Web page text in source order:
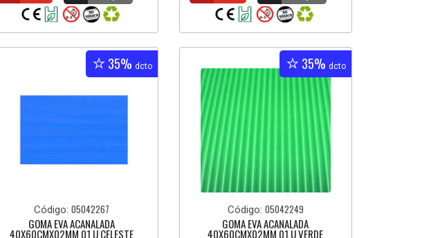
35% dcto
Código:05042267
GOMA EVA ACANALADA
40X60CMX02MM 01 U CELESTE
35% dcto
Código: 05042249
GOMA EVA ACANALADA
40X60CMX02MM 01 U VERDE